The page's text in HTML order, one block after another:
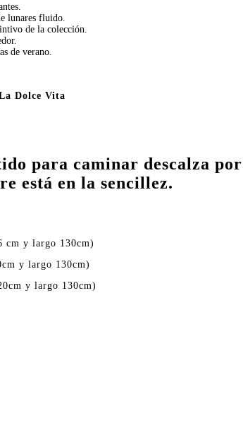
lunares fluido.
de la colección.
de verano.
Dolce Vita
para caminar descalza
está en la sencillez.
cm y largo 130cm)
y largo 130cm)
y largo 130cm)